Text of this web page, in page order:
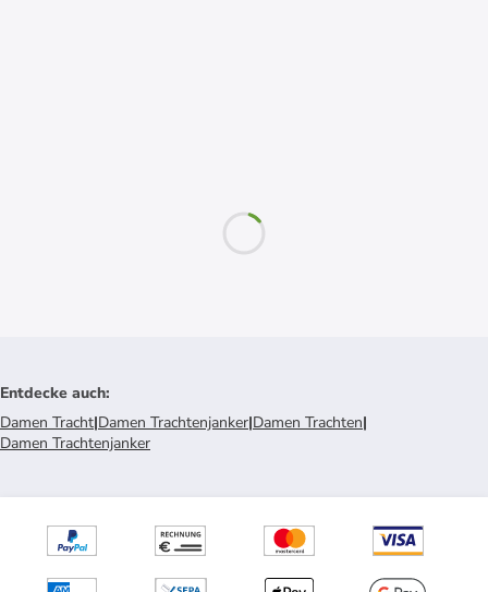
Entdecke auch:
Damen Tracht|Damen Trachtenjanker|Damen Trachten|
Damen Trachtenjanker